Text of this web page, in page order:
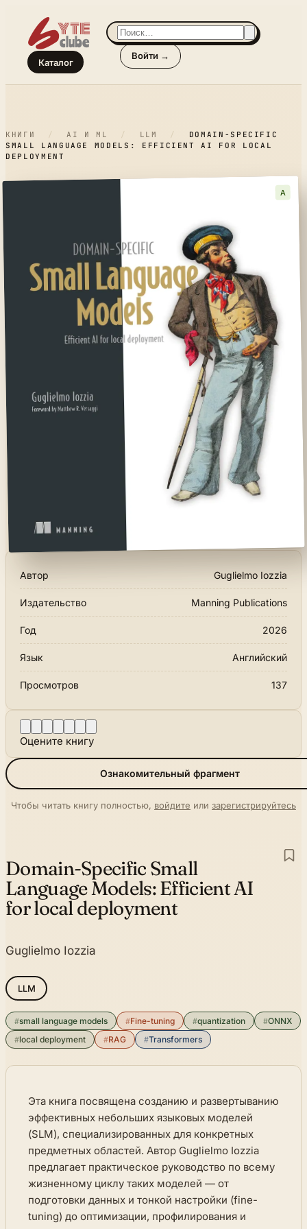
Каталог
Войти →
КНИГИ / AI И ML / LLM /
DOMAIN-SPECIFIC
SMALL LANGUAGE MODELS: EFFICIENT AI FOR LOCAL
DEPLOYMENT
A
Автор Guglielmo Iozzia
Издательство Manning Publications
Год 2026
Язык Английский
Просмотров 137
Оцените книгу
Ознакомительный фрагмент
Чтобы читать книгу полностью, войдите или зарегистрируйтесь
Domain-Specific Small
Language Models:Efficient AI
for local deployment
Guglielmo Iozzia
LLM
#small language models #Fine-tuning #quantization #ONNX
#local deployment #RAG #Transformers
Эта книга посвящена созданию и развертыванию
эффективных небольших языковых моделей
(SLM), специализированных для конкретных
предметных областей. Автор Guglielmo Iozzia
предлагает практическое руководство по всему
жизненному циклу таких моделей — от
подготовки данных и тонкой настройки (fine-
tuning) до оптимизации, профилирования и